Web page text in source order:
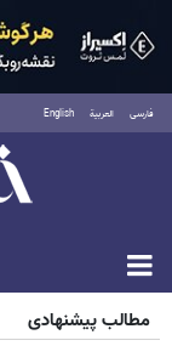
فارسی العربية English
مطالب پیشنهادی